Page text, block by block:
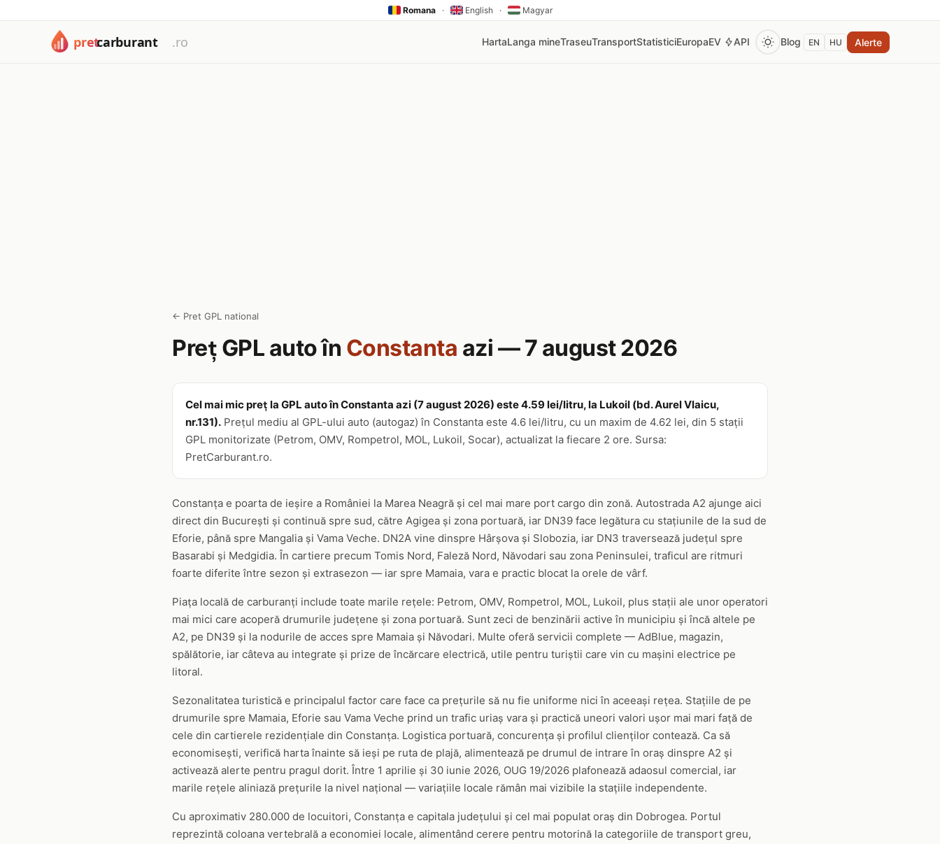
Romana · English · Magyar
HartaLanga mineTraseuTransportStatisticiEuropaEV API Blog EN HU Alerte
← Pret GPL national
Preț GPL auto în Constanta azi — 7 august 2026
Cel mai mic preț la GPL auto în Constanta azi (7 august 2026) este 4.59 lei/litru, la Lukoil (bd. Aurel Vlaicu,
nr.131). Prețul mediu al GPL-ului auto (autogaz) în Constanta este 4.6 lei/litru, cu un maxim de 4.62 lei, din 5 stații
GPL monitorizate (Petrom, OMV, Rompetrol, MOL, Lukoil, Socar), actualizat la fiecare 2 ore. Sursa:
PretCarburant.ro.
Constanța e poarta de ieșire a României la Marea Neagră și cel mai mare port cargo din zonă. Autostrada A2 ajunge aici
direct din București și continuă spre sud, către Agigea și zona portuară, iar DN39 face legătura cu stațiunile de la sud de
Eforie, până spre Mangalia și Vama Veche. DN2A vine dinspre Hârșova și Slobozia, iar DN3 traversează județul spre
Basarabi și Medgidia. În cartiere precum Tomis Nord, Faleză Nord, Năvodari sau zona Peninsulei, traficul are ritmuri
foarte diferite între sezon și extrasezon — iar spre Mamaia, vara e practic blocat la orele de vârf.
Piața locală de carburanți include toate marile rețele: Petrom, OMV, Rompetrol, MOL, Lukoil, plus stații ale unor operatori
mai mici care acoperă drumurile județene și zona portuară. Sunt zeci de benzinării active în municipiu și încă altele pe
A2, pe DN39 și la nodurile de acces spre Mamaia și Năvodari. Multe oferă servicii complete — AdBlue, magazin,
spălătorie, iar câteva au integrate și prize de încărcare electrică, utile pentru turiștii care vin cu mașini electrice pe
litoral.
Sezonalitatea turistică e principalul factor care face ca prețurile să nu fie uniforme nici în aceeași rețea. Stațiile de pe
drumurile spre Mamaia, Eforie sau Vama Veche prind un trafic uriaș vara și practică uneori valori ușor mai mari față de
cele din cartierele rezidențiale din Constanța. Logistica portuară, concurența și profilul clienților contează. Ca să
economisești, verifică harta înainte să ieși pe ruta de plajă, alimentează pe drumul de intrare în oraș dinspre A2 și
activează alerte pentru pragul dorit. Între 1 aprilie și 30 iunie 2026, OUG 19/2026 plafonează adaosul comercial, iar
marile rețele aliniază prețurile la nivel național — variațiile locale rămân mai vizibile la stațiile independente.
Cu aproximativ 280.000 de locuitori, Constanța e capitala județului și cel mai populat oraș din Dobrogea. Portul
reprezintă coloana vertebrală a economiei locale, alimentând cerere pentru motorină la categoriile de transport greu,